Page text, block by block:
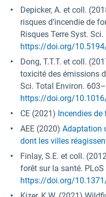
Depicker, A. et coll.
risques d’incendie de
Risques Terre Syst.
https://doi.org/
Dong, T.T.T. et coll.
toxicité des émissions
Sci. Total Environ.
https://doi.org/
CE (2021) Incendies de
AEE (2020) Adaptation
dont les villes
Finlay, S.E. et coll.
forêt sur la santé. PLoS
https://doi.org/